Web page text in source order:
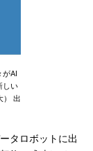
がAI
しい
） 出
タロボットに出